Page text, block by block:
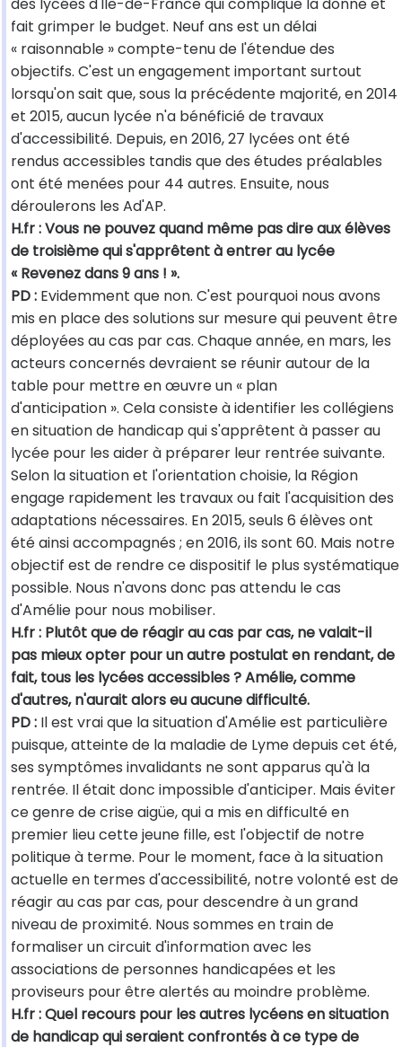
fait grimper le budget. Neuf ans est un délai
« raisonnable » compte-tenu de l'étendue des
objectifs. C'est un engagement important surtout
lorsqu'on sait que, sous la précédente majorité, en 2014
et 2015, aucun lycée n'a bénéficié de travaux
d'accessibilité. Depuis, en 2016, 27 lycées ont été
rendus accessibles tandis que des études préalables
ont été menées pour 44 autres. Ensuite, nous
déroulerons les Ad'AP.
H.fr : Vous ne pouvez quand même pas dire aux élèves
de troisième qui s'apprêtent à entrer au lycée
« Revenez dans 9 ans ! ».
PD : Evidemment que non. C'est pourquoi nous avons
mis en place des solutions sur mesure qui peuvent être
déployées au cas par cas. Chaque année, en mars, les
acteurs concernés devraient se réunir autour de la
table pour mettre en œuvre un « plan
d'anticipation ». Cela consiste à identifier les collégiens
en situation de handicap qui s'apprêtent à passer au
lycée pour les aider à préparer leur rentrée suivante.
Selon la situation et l'orientation choisie, la Région
engage rapidement les travaux ou fait l'acquisition des
adaptations nécessaires. En 2015, seuls 6 élèves ont
été ainsi accompagnés ; en 2016, ils sont 60. Mais notre
objectif est de rendre ce dispositif le plus systématique
possible. Nous n'avons donc pas attendu le cas
d'Amélie pour nous mobiliser.
H.fr : Plutôt que de réagir au cas par cas, ne valait-il
pas mieux opter pour un autre postulat en rendant, de
fait, tous les lycées accessibles ? Amélie, comme
d'autres, n'aurait alors eu aucune difficulté.
PD : Il est vrai que la situation d'Amélie est particulière
puisque, atteinte de la maladie de Lyme depuis cet été,
ses symptômes invalidants ne sont apparus qu'à la
rentrée. Il était donc impossible d'anticiper. Mais éviter
ce genre de crise aigüe, qui a mis en difficulté en
premier lieu cette jeune fille, est l'objectif de notre
politique à terme. Pour le moment, face à la situation
actuelle en termes d'accessibilité, notre volonté est de
réagir au cas par cas, pour descendre à un grand
niveau de proximité. Nous sommes en train de
formaliser un circuit d'information avec les
associations de personnes handicapées et les
proviseurs pour être alertés au moindre problème.
H.fr : Quel recours pour les autres lycéens en situation
de handicap qui seraient confrontés à ce type de